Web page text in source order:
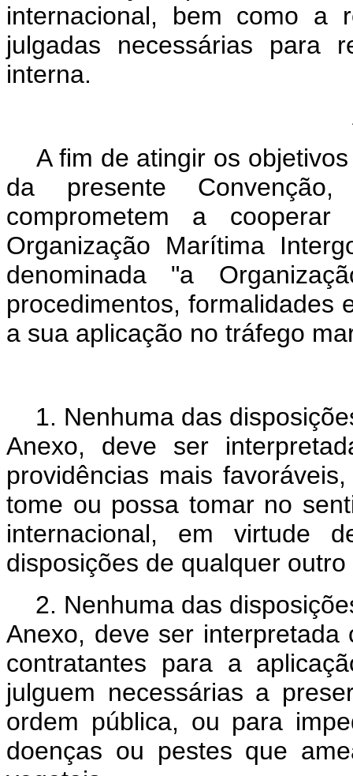
internacional, bem como a
julgadas necessárias para
interna.
A fim de atingir os objetivos
da presente
comprometem a
Organização Marítima
denominada "a
procedimentos, formalidades
a sua aplicação no tráfego
1. Nenhuma das
Anexo, deve ser
providências mais
tome ou possa tomar no
internacional, em virtude
disposições de qualquer
2. Nenhuma das
Anexo, deve ser
contratantes para a
julguem necessárias a
ordem pública, ou para
doenças ou pestes que